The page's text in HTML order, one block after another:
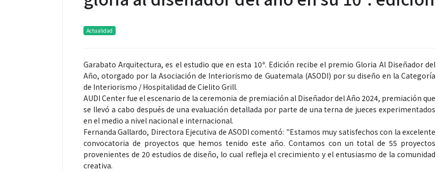
Actualidad
Garabato Arquitectura, es el estudio que en esta 10ª. Edición recibe el premio Gloria Al Diseñador del
Año, otorgado por la Asociación de Interiorismo de Guatemala (ASODI) por su diseño en la Categoría
de Interiorismo / Hospitalidad de Cielito Grill.
AUDI Center fue el escenario de la ceremonia de premiación al Diseñador del Año 2024, premiación que
se llevó a cabo después de una evaluación detallada por parte de una terna de jueces experimentados
en el medio a nivel nacional e internacional.
Fernanda Gallardo, Directora Ejecutiva de ASODI comentó: "Estamos muy satisfechos con la excelente
convocatoria de proyectos que hemos tenido este año. Contamos con un total de 55 proyectos
provenientes de 20 estudios de diseño, lo cual refleja el crecimiento y el entusiasmo de la comunidad
creativa.